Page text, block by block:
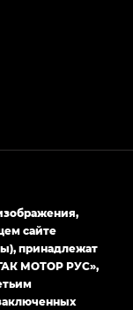
Джи Би
привод —
экстерьера
сайте
принадлежат
МОТОР РУС»,